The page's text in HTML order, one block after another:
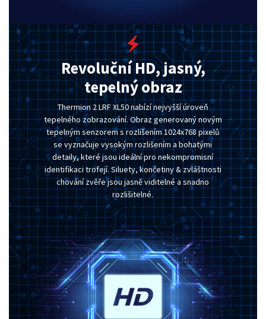
Revoluční HD, jasný,
tepelný obraz
Thermion 2 LRF XL50 nabízí nejvyšší úroveň
tepelného zobrazování. Obraz generovaný novým
tepelným senzorem s rozlišením 1024x768 pixelů
se vyznačuje vysokým rozlišením a bohatými
detaily, které jsou ideální pro nekompromisní
identifikaci trofejí. Siluety, končetiny & zvláštnosti
chování zvěře jsou jasně viditelné a snadno
rozlišitelné.